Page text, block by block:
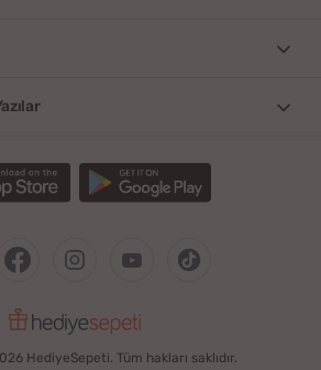
HediyeSepeti. Tüm hakları saklıdır.